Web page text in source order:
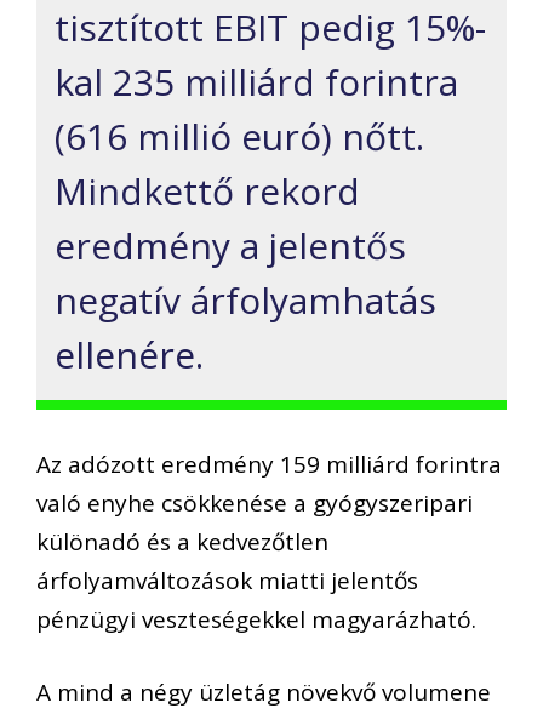
tisztított EBIT pedig 15%-
kal 235 milliárd forintra
(616 millió euró) nőtt.
Mindkettő rekord
eredmény a jelentős
negatív árfolyamhatás
ellenére.
Az adózott eredmény 159 milliárd forintra
való enyhe csökkenése a gyógyszeripari
különadó és a kedvezőtlen
árfolyamváltozások miatti jelentős
pénzügyi veszteségekkel magyarázható.
A mind a négy üzletág növekvő volumene